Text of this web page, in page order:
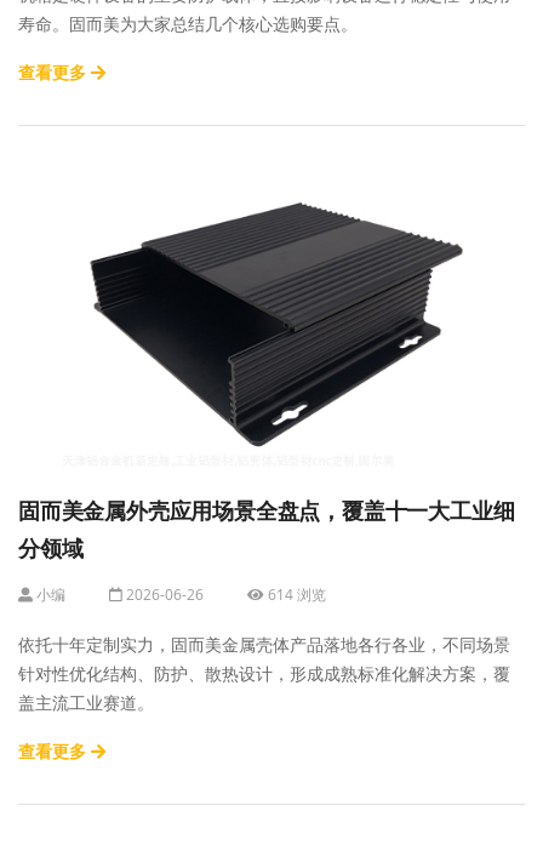
寿命。固而美为大家总结几个核心选购要点。
查看更多
固而美金属外壳应用场景全盘点，覆盖十一大工业细
分领域
小编 2026-06-26 614 浏览
依托十年定制实力，固而美金属壳体产品落地各行各业，不同场景
针对性优化结构、防护、散热设计，形成成熟标准化解决方案，覆
盖主流工业赛道。
查看更多